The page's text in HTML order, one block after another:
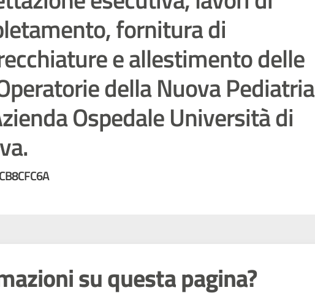
fornitura di
e allestimento delle
della Nuova Pediatria
Ospedale Università di
su questa pagina?